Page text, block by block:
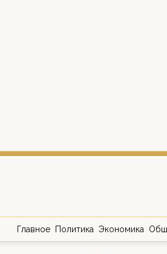
Главное Политика Экономика